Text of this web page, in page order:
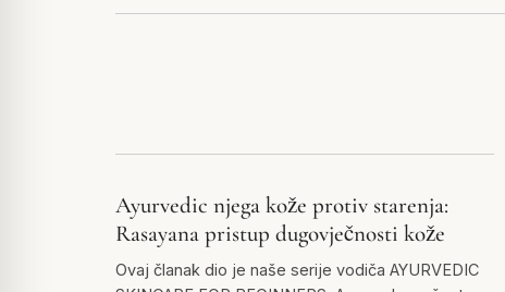
Ayurvedic njega kože protiv starenja:
Rasayana pristup dugovječnosti kože
Ovaj članak dio je naše serije vodiča AYURVEDIC